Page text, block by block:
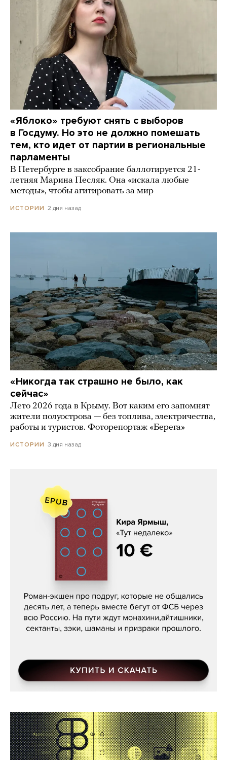
«Яблоко» требуют снять с выборов
в Госдуму. Но это не должно помешать
тем, кто идет от партии в региональные
парламенты
В Петербурге в заксобрание баллотируется 21-
летняя Марина Песляк. Она «искала любые
методы», чтобы агитировать за мир
ИСТОРИИ 2 дня назад
«Никогда так страшно не было, как
сейчас»
Лето 2026 года в Крыму. Вот каким его запомнят
жители полуострова — без топлива, электричества,
работы и туристов. Фоторепортаж «Берега»
ИСТОРИИ 3 дня назад
Кира Ярмыш, «Тут недалеко»